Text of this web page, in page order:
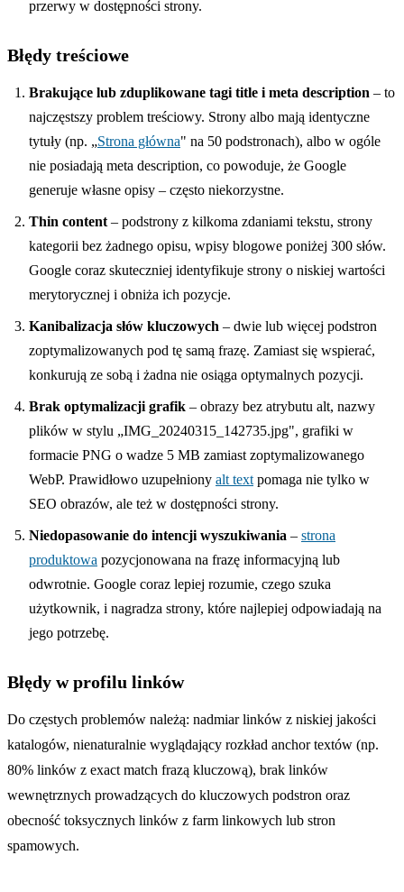
przerwy w dostępności strony.
Błędy treściowe
Brakujące lub zduplikowane tagi title i meta description – to
najczęstszy problem treściowy. Strony albo mają identyczne
tytuły (np. „Strona główna" na 50 podstronach), albo w ogóle
nie posiadają meta description, co powoduje, że Google
generuje własne opisy – często niekorzystne.
Thin content – podstrony z kilkoma zdaniami tekstu, strony
kategorii bez żadnego opisu, wpisy blogowe poniżej 300 słów.
Google coraz skuteczniej identyfikuje strony o niskiej wartości
merytorycznej i obniża ich pozycje.
Kanibalizacja słów kluczowych – dwie lub więcej podstron
zoptymalizowanych pod tę samą frazę. Zamiast się wspierać,
konkurują ze sobą i żadna nie osiąga optymalnych pozycji.
Brak optymalizacji grafik – obrazy bez atrybutu alt, nazwy
plików w stylu „IMG_20240315_142735.jpg", grafiki w
formacie PNG o wadze 5 MB zamiast zoptymalizowanego
WebP. Prawidłowo uzupełniony alt text pomaga nie tylko w
SEO obrazów, ale też w dostępności strony.
Niedopasowanie do intencji wyszukiwania – strona
produktowa pozycjonowana na frazę informacyjną lub
odwrotnie. Google coraz lepiej rozumie, czego szuka
użytkownik, i nagradza strony, które najlepiej odpowiadają na
jego potrzebę.
Błędy w profilu linków
Do częstych problemów należą: nadmiar linków z niskiej jakości
katalogów, nienaturalnie wyglądający rozkład anchor textów (np.
80% linków z exact match frazą kluczową), brak linków
wewnętrznych prowadzących do kluczowych podstron oraz
obecność toksycznych linków z farm linkowych lub stron
spamowych.